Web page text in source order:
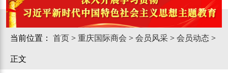
当前位置： 首页 > 重庆国际商会 > 会员风采 > 会员动态 >
正文